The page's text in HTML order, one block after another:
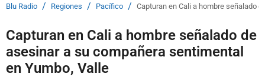
Blu Radio / Regiones / Pacífico / Capturan en Cali a hombre señalado
Capturan en Cali a hombre señalado de
asesinar a su compañera sentimental
en Yumbo, Valle